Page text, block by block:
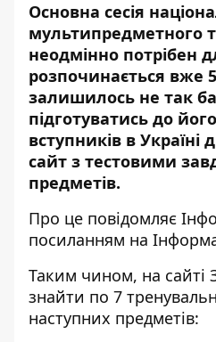
Основна сесія
мультипредметного
неодмінно потрібен
розпочинається вже
залишилось не так
підготуватись до
вступників в Україні
сайт з тестовими
предметів.
Про це повідомляє
посиланням на
Таким чином, на сайті
знайти по 7
наступних предметів: